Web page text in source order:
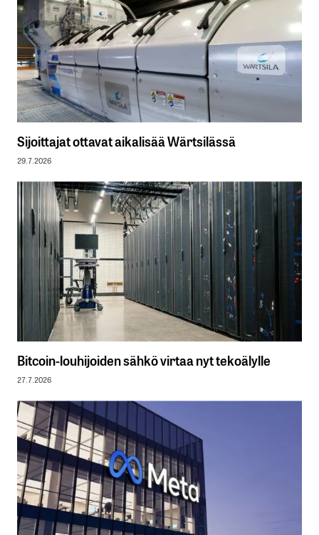
Sijoittajat ottavat aikalisää Wärtsilässä
29.7.2026
Bitcoin-louhijoiden sähkö virtaa nyt tekoälylle
27.7.2026